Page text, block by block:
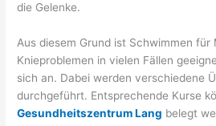
die Gelenke.
Aus diesem Grund ist Schwimmen für
Knieproblemen in vielen Fällen
sich an. Dabei werden verschiedene
durchgeführt. Entsprechende Kurse
Gesundheitszentrum Lang belegt